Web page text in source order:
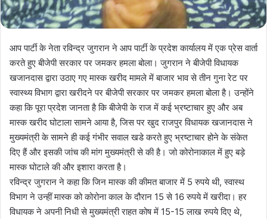
आप पार्टी के नेता रविन्द्र जुगरान ने आप पार्टी के प्रदेश कार्यालय में एक प्रेस वार्ता
करते हुए बीजेपी सरकार पर जमकर हमला बोला। जुगरान ने बीजेपी विधायक
खजानदास द्वारा उठाए गए मास्क खरीद मामले में बाजार भाव से तीन गुना रेट पर
स्वास्थ्य विभाग द्वारा खरीदने पर बीजेपी सरकार पर जमकर हमला बोला है। उन्होंने
कहा कि पूरा प्रदेश जानता है कि बीजेपी के राज में कई भ्रष्टाचार हुए और अब
मास्क खरीद घोटाला सामने आया है, जिस पर खुद राजपुर विधायक खजानदास ने
मुख्यमंत्री के सामने ही कई गंभीर सवाल खडे करते हुए भ्रष्टाचार होने के संकेत
दिए हैं और इसकी जांच की मांग मुख्यमंत्री से की है। जो कोरोनाकाल में हुए बड़े
मास्क घोटाले की और इशारा करता है।
रविन्द्र जुगरान ने कहा कि जिन मास्क की कीमत बाजार में 5 रुपये थी, स्वास्थ
विभाग ने उन्हीं मास्क को कोरोना काल के दौरान 15 से 16 रुपये में खरीदा। हर
विधायक ने अपनी निधी से मुख्यमंत्री राहत कोष में 15-15 लाख रुपये दिए थे,